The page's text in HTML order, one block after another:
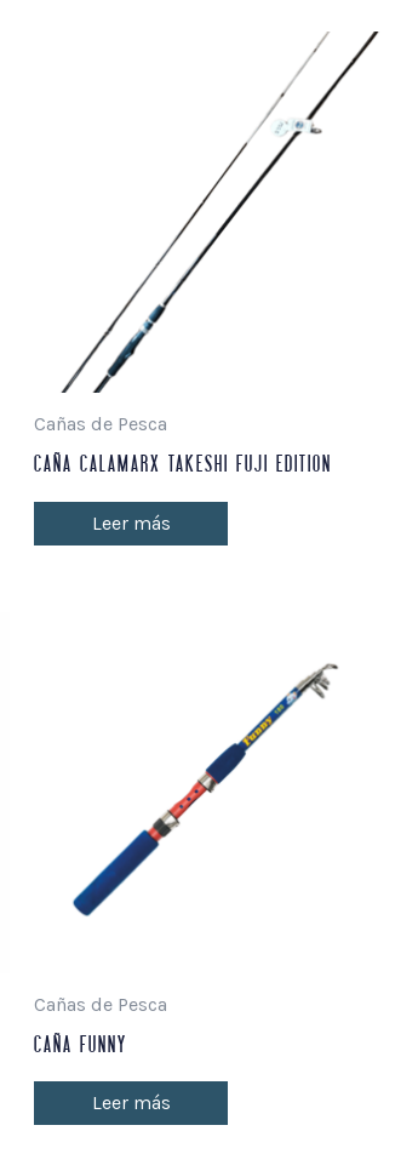
Cañas de Pesca
CAÑA CALAMARX TAKESHI FUJI EDITION
Leer más
Cañas de Pesca
CAÑA FUNNY
Leer más